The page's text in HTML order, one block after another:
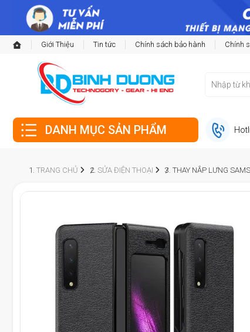
Giới Thiệu Tin tức Chính sách bảo hành Chính
DANH MỤC SẢN PHẨM
TRANG CHỦ SỬA ĐIỆN THOẠI THAY NẮP LƯNG